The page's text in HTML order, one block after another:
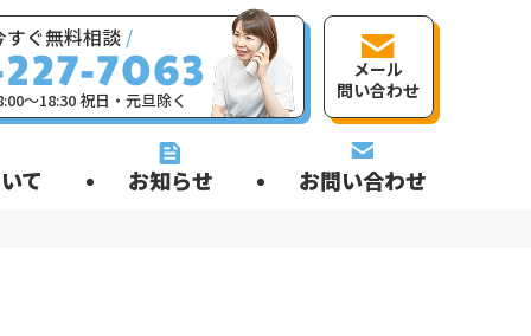
て お知らせ お問い合わせ
すぐ無料相談 /
〜18:30 祝日・元旦除く
メール
問い合わせ